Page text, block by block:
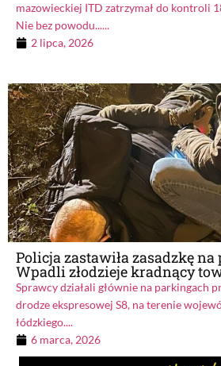
mazowieckiej ITD zatrzymał do kontroli
Nie bez powodu......
2 lipca, 2026
Policja zastawiła zasadzkę
Wpadli złodzieje kradnący
Sprawcy działali głównie na parkingach
drodze ekspresowej S8, na terenie
łódzkiego....
6 marca, 2026